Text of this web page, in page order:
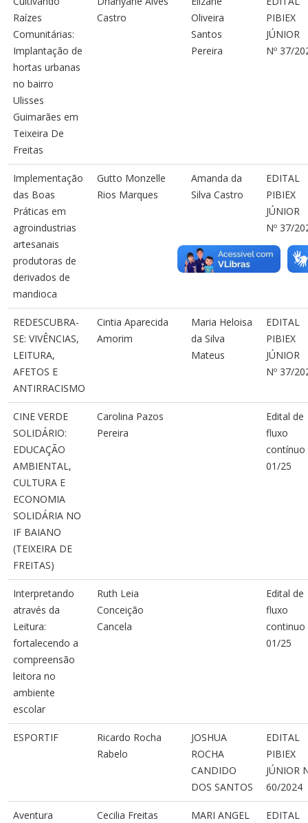
Raízes
Comunitárias:
Implantação de
hortas urbanas
no bairro
Ulisses
Guimarães em
Teixeira De
Freitas
Castro
Oliveira
Santos
Pereira
PIBIEX
JÚNIOR
Nº 37/
Implementação
das Boas
Práticas em
agroindustrias
artesanais
produtoras de
derivados de
mandioca
Gutto Monzelle
Rios Marques
Amanda da
Silva Castro
EDITAL
PIBIEX
JÚNIOR
Nº 37/
REDESCUBRA-
SE: VIVÊNCIAS,
LEITURA,
AFETOS E
ANTIRRACISMO
Cintia Aparecida
Amorim
Maria Heloisa
da Silva
Mateus
EDITAL
PIBIEX
JÚNIOR
Nº 37/
CINE VERDE
SOLIDÁRIO:
EDUCAÇÃO
AMBIENTAL,
CULTURA E
ECONOMIA
SOLIDÁRIA NO
IF BAIANO
(TEIXEIRA DE
FREITAS)
Carolina Pazos
Pereira
Edital de
fluxo
contínuo
01/25
Interpretando
através da
Leitura:
fortalecendo a
compreensão
leitora no
ambiente
escolar
Ruth Leia
Conceição
Cancela
Edital de
fluxo
continuo
01/25
ESPORTIF
Ricardo Rocha
Rabelo
JOSHUA
ROCHA
CANDIDO
DOS SANTOS
EDITAL
PIBIEX
JÚNIOR
60/2024
Aventura
Cecilia Freitas
MARI ANGEL
EDITAL